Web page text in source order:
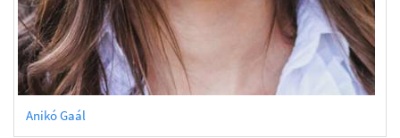
Anikó Gaál